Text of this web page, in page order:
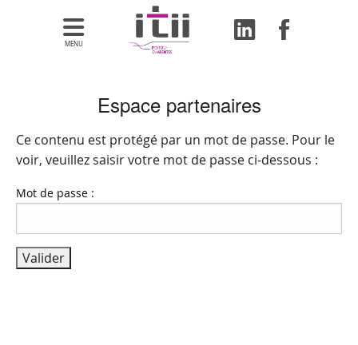
MENU
Espace partenaires
Ce contenu est protégé par un mot de passe. Pour le
voir, veuillez saisir votre mot de passe ci-dessous :
Mot de passe :